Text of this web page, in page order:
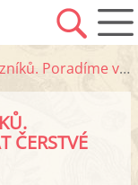
jak poznat čerstvé maso
ČERSTVÉ